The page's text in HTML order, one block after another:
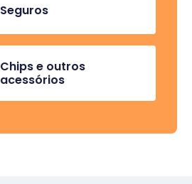
Seguros
Chips e outros
acessórios